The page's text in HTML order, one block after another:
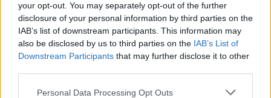
your opt-out. You may separately opt-out of the further
disclosure of your personal information by third parties on the
IAB’s list of downstream participants. This information may
also be disclosed by us to third parties on the IAB’s List of
Downstream Participants that may further disclose it to other
Personal Data Processing Opt Outs
ΚΟΙΝΩΝΙΑ
Επίθεση του Ρουβίκωνα στα κεντρικά